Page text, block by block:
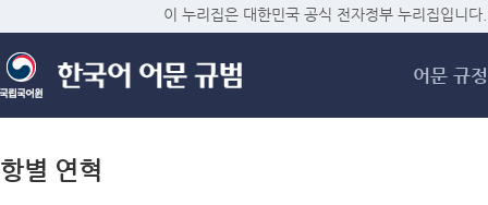
메
이 누리집은 대한민국 공식 전자정부 누리집입니다.
어문 규정
항별 연혁